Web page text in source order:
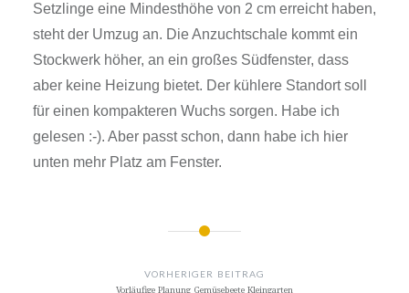
Setzlinge eine Mindesthöhe von 2 cm erreicht haben,
steht der Umzug an. Die Anzuchtschale kommt ein
Stockwerk höher, an ein großes Südfenster, dass
aber keine Heizung bietet. Der kühlere Standort soll
für einen kompakteren Wuchs sorgen. Habe ich
gelesen :-). Aber passt schon, dann habe ich hier
unten mehr Platz am Fenster.
VORHERIGER BEITRAG
Vorläufige Planung Gemüsebeete Kleingarten